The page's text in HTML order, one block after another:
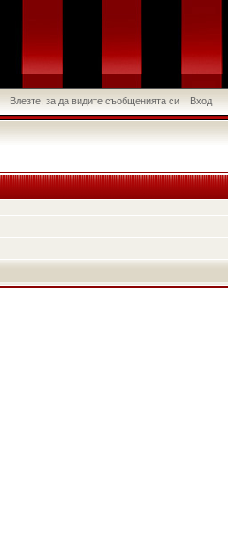
Влезте, за да видите съобщенията си Вход